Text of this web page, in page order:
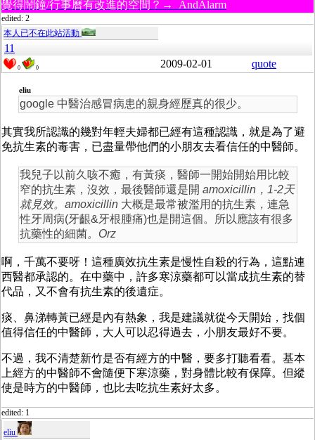
覺得鬧鐘/行事曆有改進的空間？→ AndAlarm
edited: 2
本人已不在此站活動
11
0 0 2009-02-01 quote
eliu
google 中醫治感冒病患的親身經歷真的很少。
其實我所認識的幾對年輕夫婦都已經有這種認識，就是為了避
免抗生素的毒害，已盡量帶他們的小朋友去看信任的中醫師。
我兒子以前久咳不癒，有黃痰，醫師一開始開始用比較
窄的抗生素，沒效，最後醫師還是開 amoxicillin，1-2天
就見效。 amoxicillin 大概是最常被濫用的抗生素， 連急
性牙周病(牙齦&牙根腫痛)也是開這個。所以應該有很多
抗藥性的細菌。Orz
啊，千萬不要呀！這種廣效抗生素是慢性自殺的行為，這點連
西醫都承認的。在中藥中，許多寒涼藥都可以當成抗生素的替
代品，又不會有抗生素的後遺症。
痰、鼻涕轉黃已經是內有熱象，我是建議就從今天開始，找個
值得信任的中醫師，大人可以忍得過去，小朋友最好不要。
不過，我不清楚新竹是否有經方的中醫，要多打聽看看。基本
上經方的中醫師不會隨便下寒涼藥，對身體比較有保障。但縱
使是時方的中醫師，也比去吃抗生素好太多。
edited: 1
eliu